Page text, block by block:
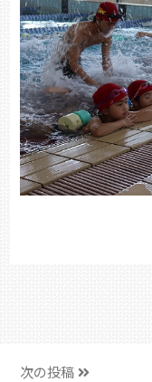
次の投稿